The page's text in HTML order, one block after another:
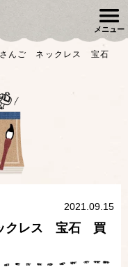
メニュー
んご ネックレス 宝石
2021.09.15
クレス 宝石 買